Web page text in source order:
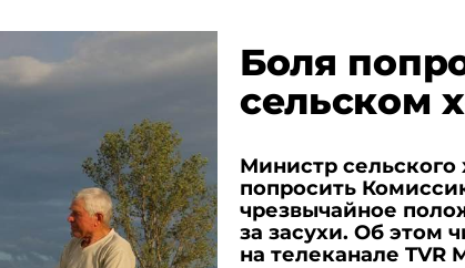
Боля
сельском
Министр
попросить
чрезвычайное
за засухи. Об этом
на телеканале TVR